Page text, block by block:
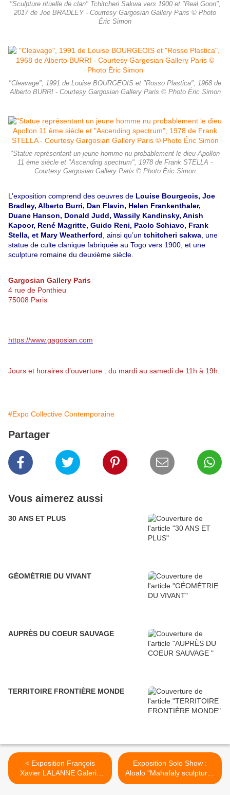
"Sculpture rituelle de clan" Tchitcheri Sakwa vers 1900 et "Real Goon",
2017 de Joe BRADLEY - Courtesy Gargosian Gallery Paris © Photo
Éric Simon
"Cleavage", 1991 de Louise BOURGEOIS et "Rosso Plastica", 1968 de
Alberto BURRI - Courtesy Gargosian Gallery Paris © Photo Éric Simon
"Statue représentant un jeune homme nu probablement le dieu Apollon
11 ème siècle et "Ascending spectrum", 1978 de Frank STELLA -
Courtesy Gargosian Gallery Paris © Photo Éric Simon
L’exposition comprend des oeuvres de Louise Bourgeois, Joe
Bradley, Alberto Burri, Dan Flavin, Helen Frankenthaler,
Duane Hanson, Donald Judd, Wassily Kandinsky, Anish
Kapoor, René Magritte, Guido Reni, Paolo Schiavo, Frank
Stella, et Mary Weatherford, ainsi qu’un tchitcheri sakwa, une
statue de culte clanique fabriquée au Togo vers 1900, et une
sculpture romaine du deuxième siècle.
Gargosian Gallery Paris
4 rue de Ponthieu
75008 Paris
https://www.gagosian.com
Jours et horaires d’ouverture : du mardi au samedi de 11h à 19h.
#Expo Collective Contemporaine
Partager
Vous aimerez aussi
30 ANS ET PLUS
GÉOMÉTRIE DU VIVANT
AUPRÈS DU COEUR SAUVAGE
TERRITOIRE FRONTIÈRE MONDE
< Exposition François
Xavier LALANNE Galerie
Mitterrand 75003 Paris
Exposition Solo Show :
Aloalo "Mahafaly sculptures
of the Efiaimbelos" >